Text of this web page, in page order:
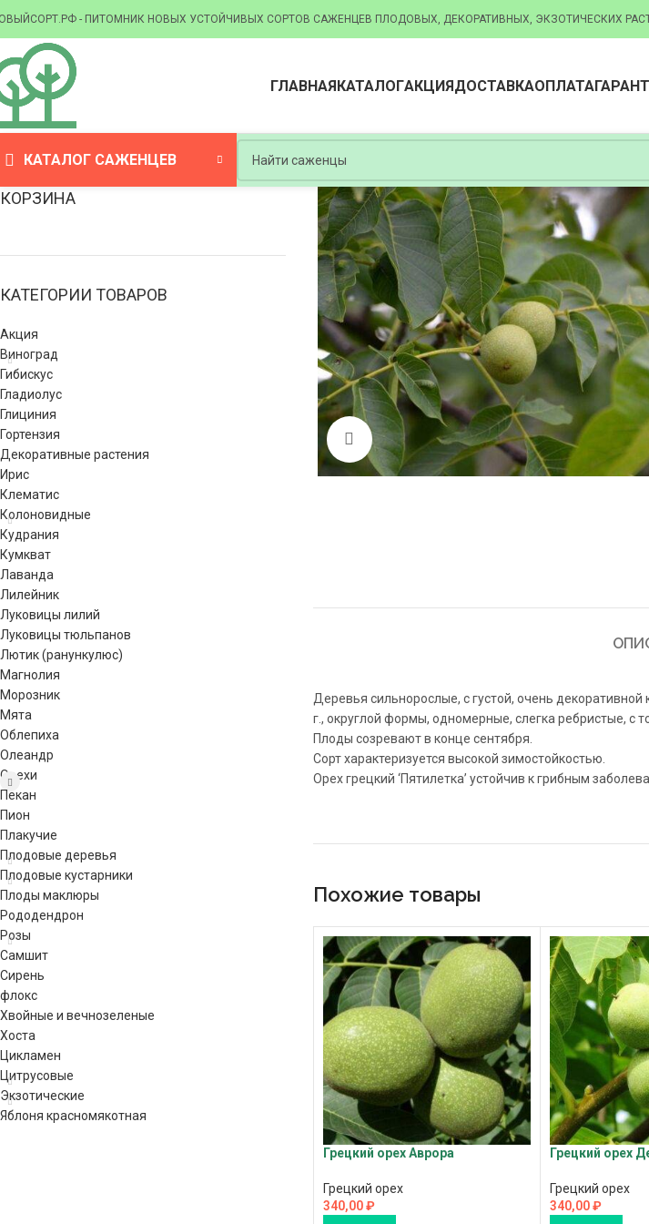
- ПИТОМНИК НОВЫХ УСТОЙЧИВЫХ СОРТОВ САЖЕНЦЕВ ПЛОДОВЫХ, ДЕКОРАТИВНЫХ, ЭКЗОТИЧЕСКИХ
ГЛАВНАЯКАТАЛОГАКЦИЯДОСТАВКАОПЛАТА
КАТАЛОГ САЖЕНЦЕВ
КОРЗИНА
КАТЕГОРИИ ТОВАРОВ
Акция
Виноград
Гибискус
Гладиолус
Глициния
Гортензия
Декоративные растения
Ирис
Клематис
Колоновидные
Кудрания
Кумкват
Лаванда
Лилейник
Луковицы лилий
Луковицы тюльпанов
Лютик (ранункулюс)
Магнолия
Морозник
Мята
Облепиха
Олеандр
Орехи
Пекан
Пион
Плакучие
Плодовые деревья
Плодовые кустарники
Плоды маклюры
Рододендрон
Розы
Самшит
Сирень
флокс
Хвойные и вечнозеленые
Хоста
Цикламен
Цитрусовые
Экзотические
Яблоня красномякотная
Click to enlarge
Деревья сильнорослые, с густой, очень
г., округлой формы, одномерные, слегка ребристые, с
Плоды созревают в конце сентября.
Сорт характеризуется высокой зимостойкостью.
Орех грецкий ‘Пятилетка’ устойчив к грибным
Похожие товары
Грецкий орех Аврора
Грецкий орех
340,00₽
Грецкий орех
Грецкий орех
340,00₽